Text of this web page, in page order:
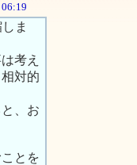
06:19
ま
考え
対的
、お
とを